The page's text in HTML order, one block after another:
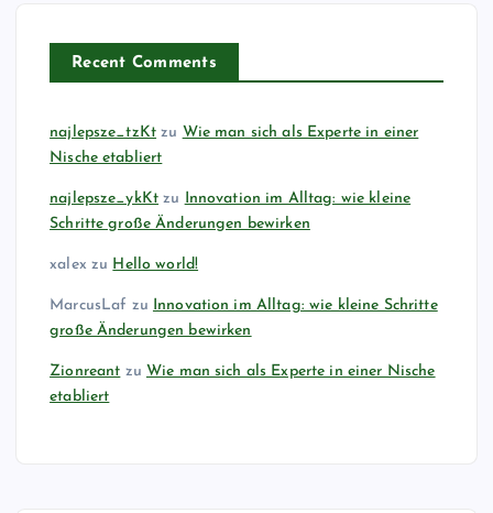
Recent Comments
najlepsze_tzKt zu Wie man sich als Experte in einer
Nische etabliert
najlepsze_ykKt zu
Innovation im Alltag: wie kleine
Schritte große Änderungen bewirken
xalex zu Hello world!
MarcusLaf zu Innovation im Alltag: wie kleine Schritte
große Änderungen bewirken
Zionreant zu Wie man sich als Experte in einer Nische
etabliert